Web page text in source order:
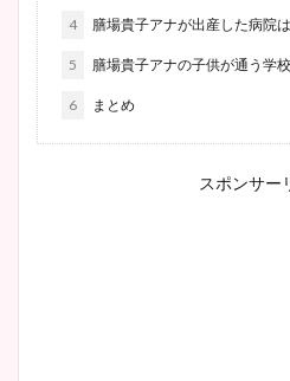
4 膳場貴子アナが出産した病院
5 膳場貴子アナの子供が通う学
6 まとめ
スポンサー